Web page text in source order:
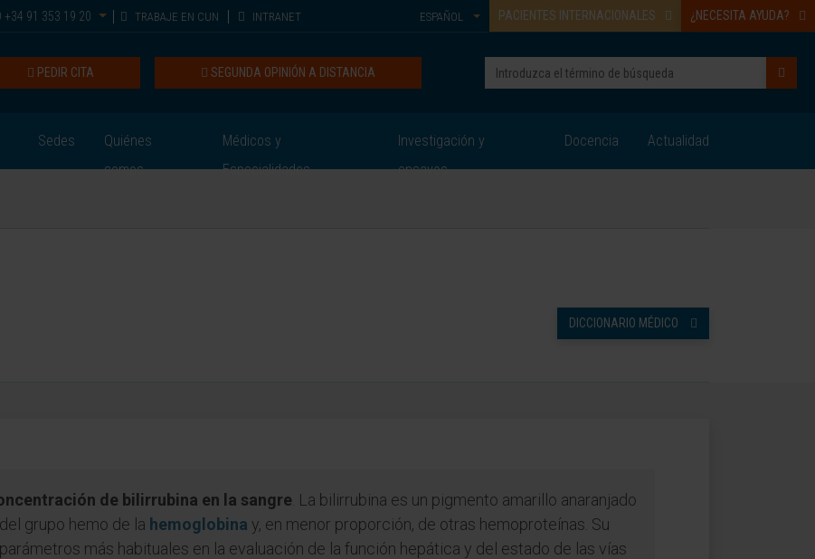
+34 91 353 19 20 TRABAJE EN CUN INTRANET PACIENTES INTERNACIONALES ¿NECESITA AYUDA?
ESPAÑOL
SEGUNDA OPINIÓN A DISTANCIA
PEDIR CITA
Sedes
Quiénes
somos
Médicos y
Especialidades
Investigación y
ensayos
Docencia Actualidad
DICCIONARIO MÉDICO
de bilirrubina en la sangre . La bilirrubina es un pigmento amarillo anaranjado
grupo hemo de la hemoglobina y, en menor proporción, de otras hemoproteínas. Su
más habituales en la evaluación de la función hepática y del estado de las vías